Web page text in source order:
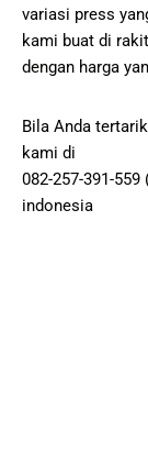
variasi press
kami buat di
dengan harga
Bila Anda
kami di
082-257-391-
indonesia